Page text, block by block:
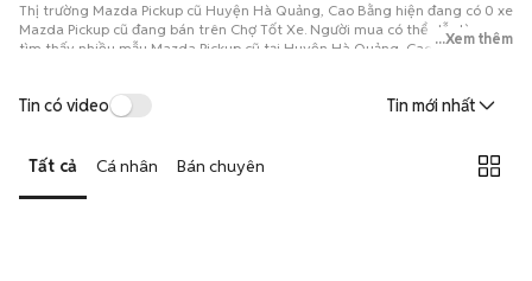
Thị trường Mazda Pickup cũ Huyện Hà Quảng, Cao Bằng hiện đang có 0 xe
Mazda Pickup cũ đang bán trên Chợ Tốt Xe. Người mua có thể dễ dàng
tìm thấy nhiều mẫu Mazda Pickup cũ tại Huyện Hà Quảng, Cao Bằng với đa
...Xem thêm
Tin có video Tin mới nhất
Tất cả Cá nhân Bán chuyên